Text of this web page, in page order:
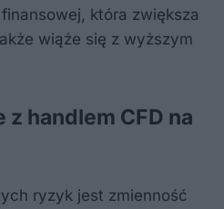
która zwiększa
wiąże się z wyższym
handlem CFD na
ryzyk jest zmienność